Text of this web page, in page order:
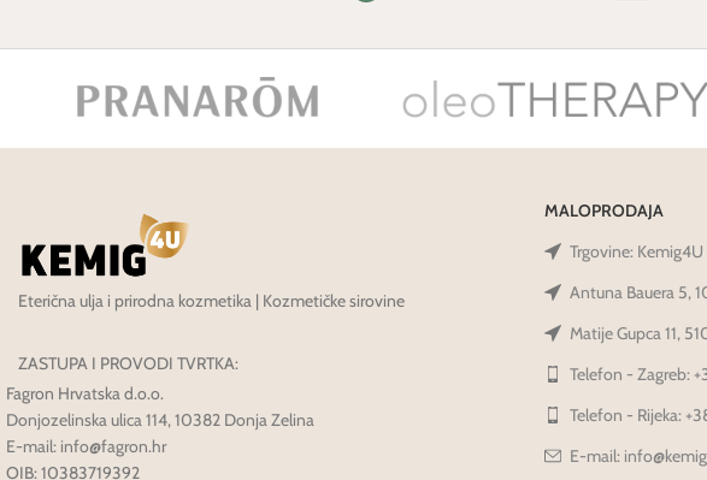
Eterična ulja i prirodna kozmetika | Kozmetičke sirovine
ZASTUPA I PROVODI TVRTKA:
Fagron Hrvatska d.o.o.
Donjozelinska ulica 114, 10382 Donja Zelina
E-mail: info@fagron.hr
OIB: 10383719392
MALOPRODAJA
Trgovine: Kemig4U
Antuna Bauera 5,
Matije Gupca 11,
Telefon - Zagreb:
Telefon - Rijeka:
E-mail: